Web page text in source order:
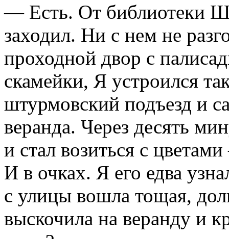
— Есть. От библиотеки
заходил. Ни с нем не
проходной двор с
скамейки, Я устроился
штурмовский подъезд и
веранда. Через десять
и стал возиться с
И в очках. Я его едва
с улицы вошла тощая,
выскочила на веранду и